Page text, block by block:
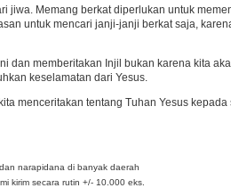
jiwa. Memang berkat diperlukan untuk
untuk mencari janji-janji berkat saja,
dan memberitakan Injil bukan karena kita
keselamatan dari Yesus.
menceritakan tentang Tuhan Yesus
narapidana di banyak daerah
kirim secara rutin +/- 10.000 eks.